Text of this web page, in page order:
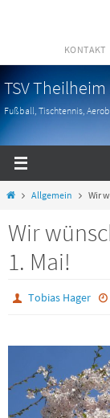
KONTAKT
TSV Theilheim
Fußball, Tischtennis,
StartAllgemein Wir
Wir
1. Mai!
Tobias Hager